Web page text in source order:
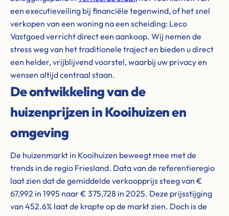
een executieveiling bij financiële tegenwind, of het snel
verkopen van een woning na een scheiding: Leco
Vastgoed verricht direct een aankoop. Wij nemen de
stress weg van het traditionele traject en bieden u direct
een helder, vrijblijvend voorstel, waarbij uw privacy en
wensen altijd centraal staan.
De ontwikkeling van de
huizenprijzen in Kooihuizen en
omgeving
De huizenmarkt in Kooihuizen beweegt mee met de
trends in de regio Friesland. Data van de referentieregio
laat zien dat de gemiddelde verkoopprijs steeg van €
67,992 in 1995 naar € 375,728 in 2025. Deze prijsstijging
van 452.6% laat de krapte op de markt zien. Doch is de